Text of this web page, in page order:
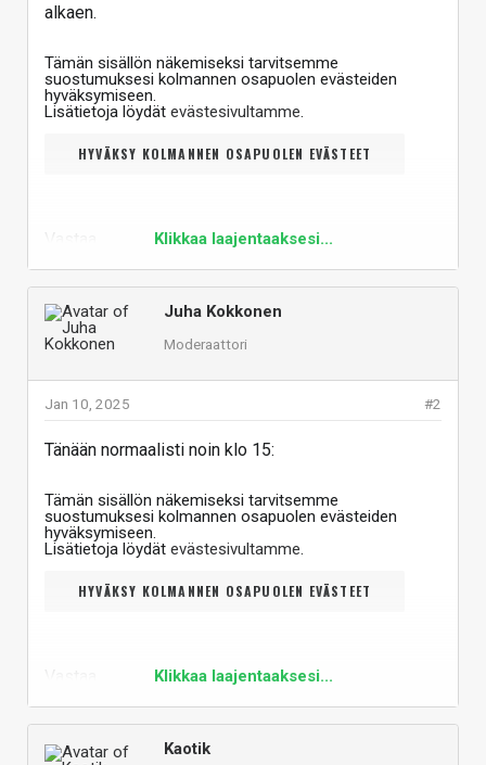
alkaen.
Tämän sisällön näkemiseksi tarvitsemme
suostumuksesi kolmannen osapuolen evästeiden
hyväksymiseen.
Lisätietoja löydät evästesivultamme
HYVÄKSY KOLMANNEN OSAPUOLEN EVÄSTEET
Klikkaa laajentaaksesi...
Juha Kokkonen
Moderaattori
#2
Jan 10, 2025
Tänään normaalisti noin klo 15:
Tämän sisällön näkemiseksi tarvitsemme
suostumuksesi kolmannen osapuolen evästeiden
hyväksymiseen.
Lisätietoja löydät evästesivultamme
HYVÄKSY KOLMANNEN OSAPUOLEN EVÄSTEET
Klikkaa laajentaaksesi...
Kaotik